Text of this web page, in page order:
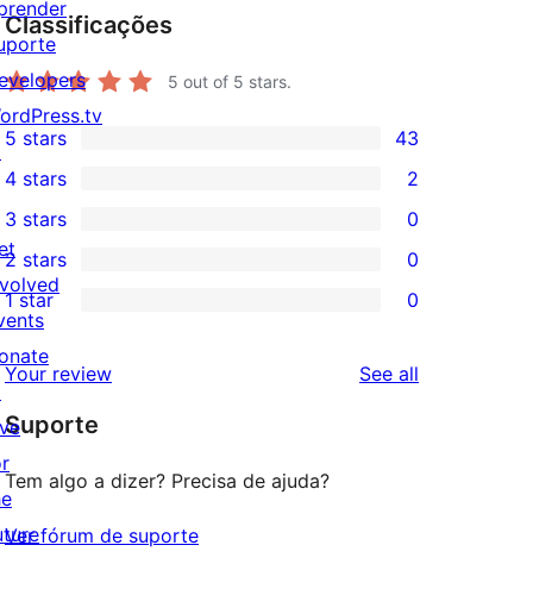
Classificações
5 out of 5 stars.
43
5-
star
reviews
5 stars 43
4-
star
reviews
4 stars 2
0
3-
star
3 stars 0
0
2-
star
reviews
2 stars 0
0
1-
star
reviews
1 star 0
Your review See all
Suporte
Tem algo a dizer? Precisa de ajuda?
Ver fórum de suporte